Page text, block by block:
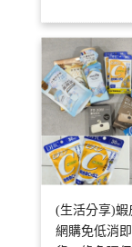
(生活分享)蝦
網購免低消